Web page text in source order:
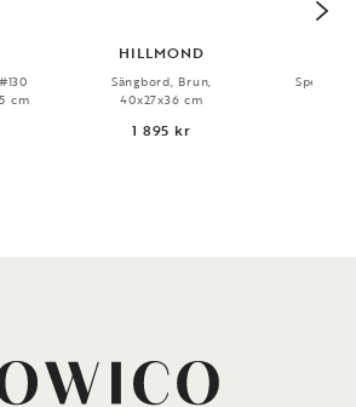
cm
HILLMOND
Sängbord, Brun,
40x27x36 cm
1 895 kr
Spegel,